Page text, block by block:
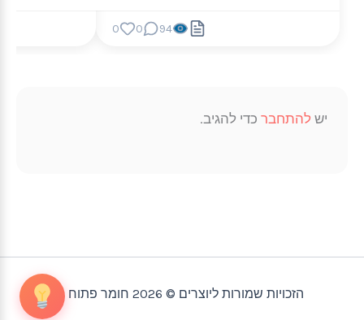
94
0
0
יש להתחבר כדי להגיב.
הזכויות שמורות ליוצרים © 2026 חומר פתוח |